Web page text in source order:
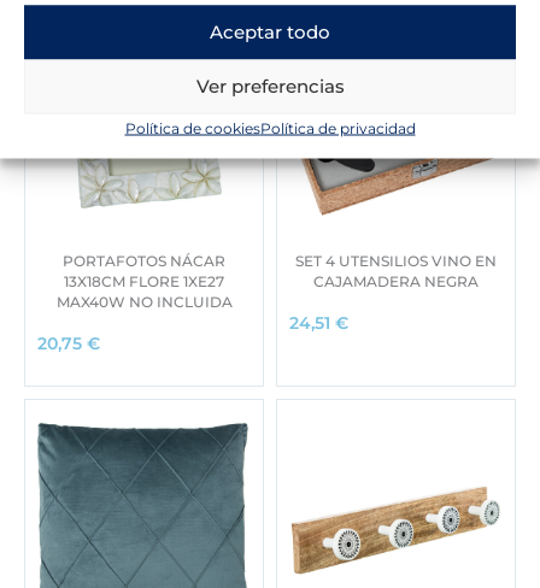
Aceptar todo
Ver preferencias
Política de cookiesPolítica de privacidad
4
€
PORTAFOTOS NÁCAR
13X18CM FLORE 1XE27
MAX40W NO INCLUIDA
20,75 €
SET 4 UTENSILIOS VINO EN
CAJAMADERA NEGRA
24,51 €